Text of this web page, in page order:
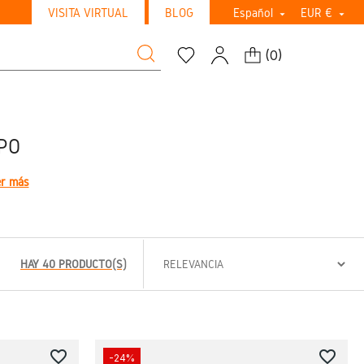
VISITA VIRTUAL BLOG Español  EUR € 
(0)
más
HAY 40 PRODUCTO(S)
favorite_border -24% favorite_border